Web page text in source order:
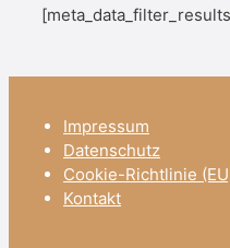
Impressum
Datenschutz
Cookie-Richtlinie
Kontakt